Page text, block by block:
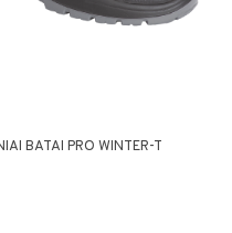
BATAI PRO WINTER-T